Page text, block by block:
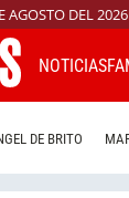
AGOSTO DEL 2026
NOTICIAS
DE BRITO